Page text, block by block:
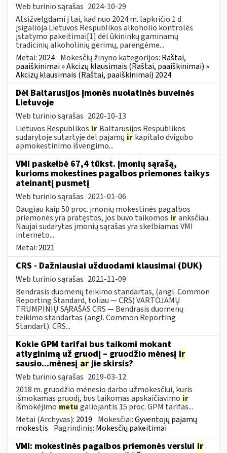
Web turinio sąrašas 2024-10-29
Atsižvelgdami į tai, kad nuo 2024 m. lapkričio 1 d.
įsigalioja Lietuvos Respublikos alkoholio kontrolės
įstatymo pakeitimai[1] dėl ūkininkų gaminamų
tradicinių alkoholinių gėrimų, parengėme...
Metai: 2024 Mokesčių žinyno kategorijos: Raštai,
paaiškinimai » Akcizų klausimais (Raštai, paaiškinimai) »
Akcizų klausimais (Raštai, paaiškinimai) 2024
Dėl Baltarusijos įmonės nuolatinės buveinės
Lietuvoje
Web turinio sąrašas 2020-10-13
Lietuvos Respublikos ir Baltarusijos Respublikos
sudarytoje sutartyje dėl pajamų ir kapitalo dvigubo
apmokestinimo išvengimo...
VMI paskelbė 67,4 tūkst. įmonių sąrašą,
kurioms mokestines pagalbos priemones taikys
ateinantį pusmetį
Web turinio sąrašas 2021-01-06
Daugiau kaip 50 proc. įmonių mokestinės pagalbos
priemonės yra pratęstos, jos buvo taikomos iranksčiau.
Naujai sudarytas įmonių sąrašas yra skelbiamas VMI
interneto...
Metai: 2021
CRS - Dažniausiai užduodami klausimai (DUK)
Web turinio sąrašas 2021-11-09
Bendrasis duomenų teikimo standartas, (angl. Common
Reporting Standard, toliau — CRS) VARTOJAMŲ
TRUMPINIŲ SĄRAŠAS CRS — Bendrasis duomenų
teikimo standartas (angl. Common Reporting
Standart). CRS...
Kokie GPM tarifai bus taikomi mokant
atlyginimą už gruodį – gruodžio mėnesį ir
sausio...mėnesį arjie skirsis?
Web turinio sąrašas 2019-03-12
2018 m. gruodžio mėnesio darbo užmokesčiui, kuris
išmokamas gruodį, bus taikomas apskaičiavimo ir
išmokėjimo metu galiojantis 15 proc. GPM tarifas...
Metai (Archyvas): 2019 Mokesčiai:Gyventojų pajamų
mokestis Pagrindinis: Mokesčių pakeitimai
VMI: mokestinės pagalbos priemonės verslui ir